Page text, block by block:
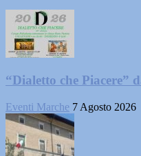
“Dialetto che Piacere”
Eventi Marche 7 Agosto 2026